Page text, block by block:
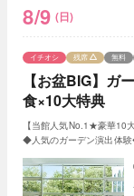
8/9 (日)
【お盆BIG】ガ
食×10大特典
イチオシ 残席 無料
【当館人気No.1★豪華10
◆人気のガーデン演出体験